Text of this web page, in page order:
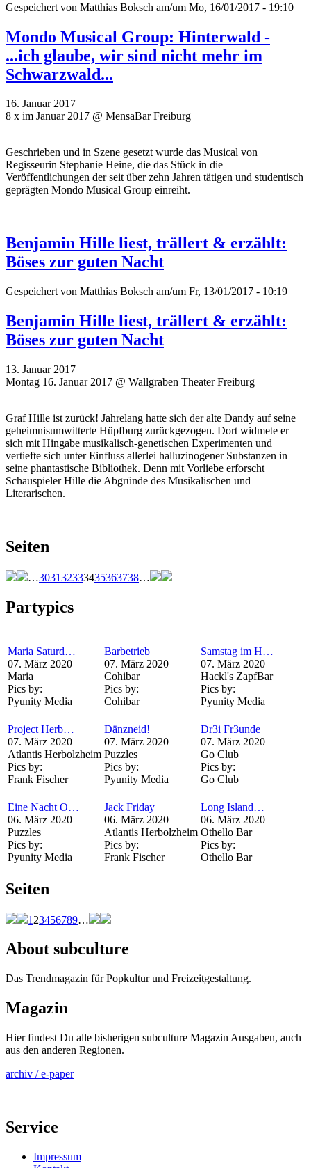
Gespeichert von Matthias Boksch am/um Mo, 16/01/2017 - 19:10
Mondo Musical Group: Hinterwald -
...ich glaube, wir sind nicht mehr im
Schwarzwald...
16. Januar 2017
8 x im Januar 2017 @ MensaBar Freiburg
Geschrieben und in Szene gesetzt wurde das Musical von
Regisseurin Stephanie Heine, die das Stück in die
Veröffentlichungen der seit über zehn Jahren tätigen und studentisch
geprägten Mondo Musical Group einreiht.
Benjamin Hille liest, trällert & erzählt:
Böses zur guten Nacht
Gespeichert von Matthias Boksch am/um Fr, 13/01/2017 - 10:19
Benjamin Hille liest, trällert & erzählt:
Böses zur guten Nacht
13. Januar 2017
Montag 16. Januar 2017 @ Wallgraben Theater Freiburg
Graf Hille ist zurück! Jahrelang hatte sich der alte Dandy auf seine
geheimnisumwitterte Hüpfburg zurückgezogen. Dort widmete er
sich mit Hingabe musikalisch-genetischen Experimenten und
vertiefte sich unter Einfluss allerlei halluzinogener Substanzen in
seine phantastische Bibliothek. Denn mit Vorliebe erforscht
Schauspieler Hille die Abgründe des Musikalischen und
Literarischen.
Seiten
…303132333435363738…
Partypics
Maria Saturd…
07. März 2020
Maria
Pics by:
Pyunity Media
Barbetrieb
07. März 2020
Cohibar
Pics by:
Cohibar
Samstag im H…
07. März 2020
Hackl's ZapfBar
Pics by:
Pyunity Media
Project Herb…
07. März 2020
Atlantis Herbolzheim
Pics by:
Frank Fischer
Dänzneid!
07. März 2020
Puzzles
Pics by:
Pyunity Media
Dr3i Fr3unde
07. März 2020
Go Club
Pics by:
Go Club
Eine Nacht O…
06. März 2020
Puzzles
Pics by:
Pyunity Media
Jack Friday
06. März 2020
Atlantis Herbolzheim
Pics by:
Frank Fischer
Long Island…
06. März 2020
Othello Bar
Pics by:
Othello Bar
Seiten
1 23456789…
About subculture
Das Trendmagazin für Popkultur und Freizeitgestaltung.
Magazin
Hier findest Du alle bisherigen subculture Magazin Ausgaben, auch
aus den anderen Regionen.
archiv / e-paper
Service
Impressum